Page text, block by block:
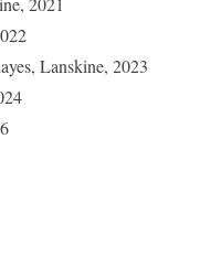
Lanskine, 2023